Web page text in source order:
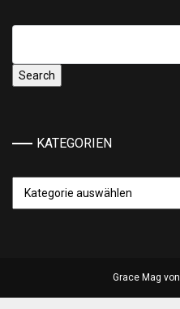
KATEGORIEN
Grace Mag von